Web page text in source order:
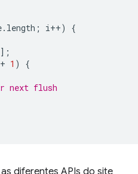
. length ; i++)
{
];
+ 1 )
{
next flush
diferentes APIs do site